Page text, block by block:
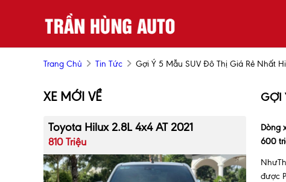
Trang Chủ Tin Tức Gợi Ý 5 Mẫu SUV Đô Thị Giá Rẻ Nhất
GỢI
Dòng
600
được
XE MỚI VỀ
Toyota Hilux 2.8L 4x4 AT 2021
810 Triệu